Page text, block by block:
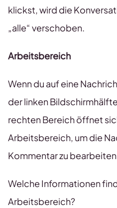
klickst, wird die
„alle“ verschoben.
Arbeitsbereich
Wenn du auf eine
der linken
rechten Bereich öffnet
Arbeitsbereich, um die
Kommentar zu
Welche Informationen
Arbeitsbereich?